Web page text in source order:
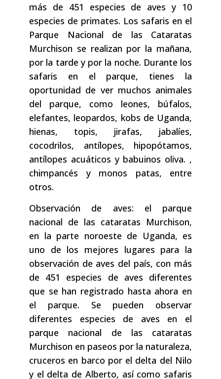
más de 451 especies de aves y 10
especies de primates. Los safaris en el
Parque Nacional de las Cataratas
Murchison se realizan por la mañana,
por la tarde y por la noche. Durante los
safaris en el parque, tienes la
oportunidad de ver muchos animales
del parque, como leones, búfalos,
elefantes, leopardos, kobs de Uganda,
hienas, topis, jirafas, jabalíes,
cocodrilos, antílopes, hipopótamos,
antílopes acuáticos y babuinos oliva. ,
chimpancés y monos patas, entre
otros.
Observación de aves: el parque
nacional de las cataratas Murchison,
en la parte noroeste de Uganda, es
uno de los mejores lugares para la
observación de aves del país, con más
de 451 especies de aves diferentes
que se han registrado hasta ahora en
el parque. Se pueden observar
diferentes especies de aves en el
parque nacional de las cataratas
Murchison en paseos por la naturaleza,
cruceros en barco por el delta del Nilo
y el delta de Alberto, así como safaris